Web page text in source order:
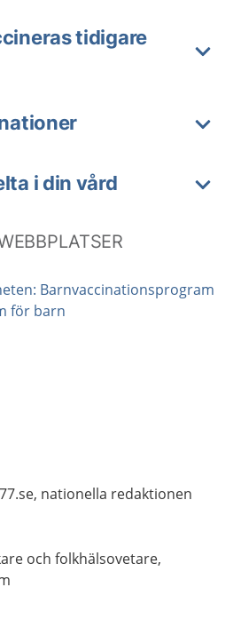
tidigare
i din vård
Barnvaccinationsprogram
för barn
nationella redaktionen
och folkhälsovetare,